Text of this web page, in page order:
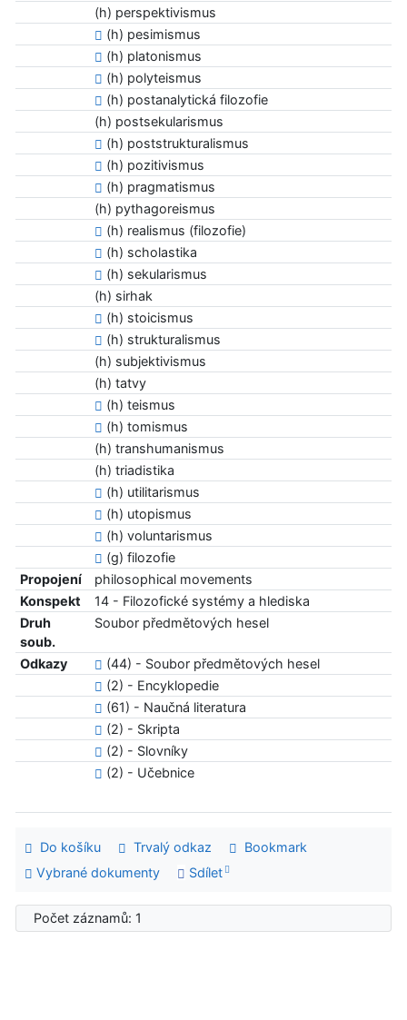
(h) perspektivismus
(h) pesimismus
(h) platonismus
(h) polyteismus
(h) postanalytická filozofie
(h) postsekularismus
(h) poststrukturalismus
(h) pozitivismus
(h) pragmatismus
(h) pythagoreismus
(h) realismus (filozofie)
(h) scholastika
(h) sekularismus
(h) sirhak
(h) stoicismus
(h) strukturalismus
(h) subjektivismus
(h) tatvy
(h) teismus
(h) tomismus
(h) transhumanismus
(h) triadistika
(h) utilitarismus
(h) utopismus
(h) voluntarismus
(g) filozofie
Propojení
philosophical movements
Konspekt
14 - Filozofické systémy a hlediska
Druh
soub.
Soubor předmětových hesel
Odkazy
(44) - Soubor předmětových hesel
(2) - Encyklopedie
(61) - Naučná literatura
(2) - Skripta
(2) - Slovníky
(2) - Učebnice
Do košíku Trvalý odkaz
Bookmark
Vybrané dokumenty
Sdílet
Počet záznamů: 1